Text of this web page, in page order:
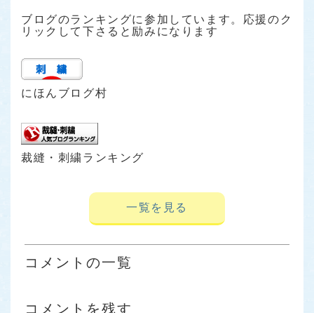
ブログのランキングに参加しています。応援のク
リックして下さると励みになります
にほんブログ村
裁縫・刺繍ランキング
一覧を見る
コメントの一覧
コメントを残す